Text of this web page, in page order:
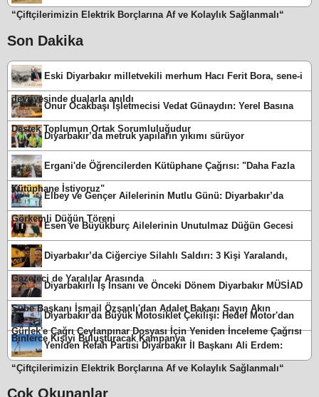
“Çiftçilerimizin Elektrik Borçlarına Af ve Kolaylık Sağlanmalı“
Son Dakika
Eski Diyarbakır milletvekili merhum Hacı Ferit Bora, sene-i
devriyesinde dualarla anıldı
Onur Ocakbaşı İşletmecisi Vedat Günaydın: Yerel Basına
Destek Toplumun Ortak Sorumluluğudur
Diyarbakır’da metruk yapıların yıkımı sürüyor
Ergani'de Öğrencilerden Kütüphane Çağrısı: "Daha Fazla
Kütüphane İstiyoruz"
Elbey ve Gençer Ailelerinin Mutlu Günü: Diyarbakır’da
Görkemli Düğün Töreni
Esen ve Büyükburç Ailelerinin Unutulmaz Düğün Gecesi
Diyarbakır’da Ciğerciye Silahlı Saldırı: 3 Kişi Yaralandı,
Gazeteci de Yaralılar Arasında
Diyarbakırlı İş İnsanı ve Önceki Dönem Diyarbakır MÜSİAD
Şube Başkanı İsmail Özşanlı'dan Adalet Bakanı Sayın Akın
Gürlek'e Çağrı Ceylanpınar Dosyası İçin Yeniden İnceleme Çağrısı
Diyarbakır'da Büyük Motosiklet Çekilişi: Hedef Motor'dan
Binlerce Kişiyi Buluşturacak Kampanya
Yeniden Refah Partisi Diyarbakır İl Başkanı Ali Erdem:
“Çiftçilerimizin Elektrik Borçlarına Af ve Kolaylık Sağlanmalı“
Çok Okunanlar